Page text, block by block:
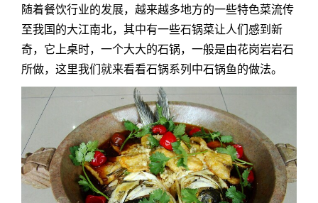
随着餐饮行业的发展，越来越多地方的一些特色菜流传
至我国的大江南北，其中有一些石锅菜让人们感到新
奇，它上桌时，一个大大的石锅，一般是由花岗岩岩石
所做，这里我们就来看看石锅系列中石锅鱼的做法。